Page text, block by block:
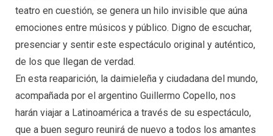
teatro en cuestión, se genera un hilo invisible que aúna
emociones entre músicos y público. Digno de escuchar,
presenciar y sentir este espectáculo original y auténtico,
de los que llegan de verdad.
En esta reaparición, la daimieleña y ciudadana del mundo,
acompañada por el argentino Guillermo Copello, nos
harán viajar a Latinoamérica a través de su espectáculo,
que a buen seguro reunirá de nuevo a todos los amantes